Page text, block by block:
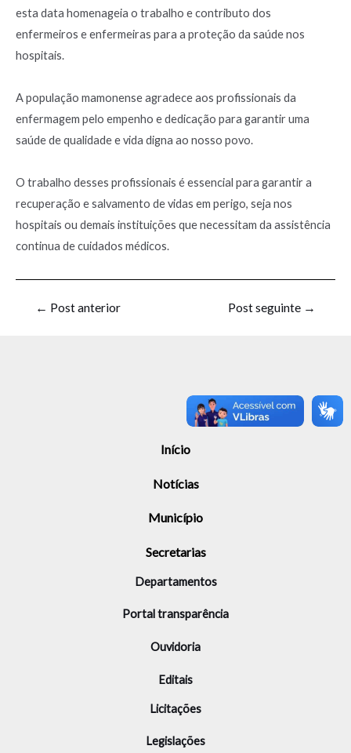
esta data homenageia o trabalho e contributo dos
enfermeiros e enfermeiras para a proteção da saúde nos
hospitais.
A população mamonense agradece aos profissionais da
enfermagem pelo empenho e dedicação para garantir uma
saúde de qualidade e vida digna ao nosso povo.
O trabalho desses profissionais é essencial para garantir a
recuperação e salvamento de vidas em perigo, seja nos
hospitais ou demais instituições que necessitam da assistência
continua de cuidados médicos.
← Post anterior Post seguinte →
Início
Notícias
Município
Secretarias
Departamentos
Portal transparência
Ouvidoria
Editais
Licitações
Legislações